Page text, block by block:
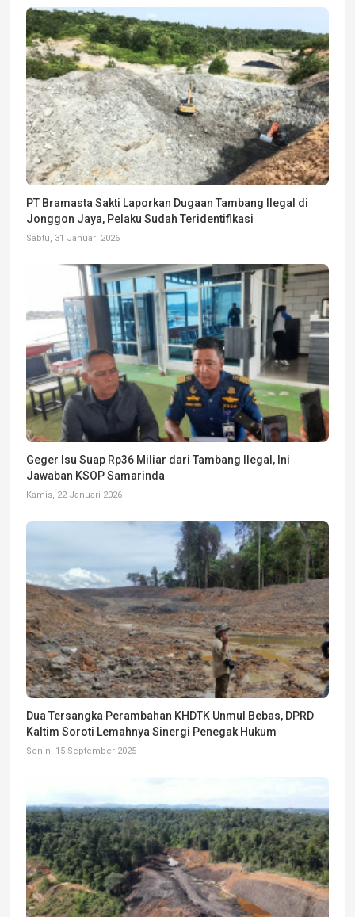
PT Bramasta Sakti Laporkan Dugaan Tambang Ilegal di
Jonggon Jaya, Pelaku Sudah Teridentifikasi
Sabtu, 31 Januari 2026
Geger Isu Suap Rp36 Miliar dari Tambang Ilegal, Ini
Jawaban KSOP Samarinda
Kamis, 22 Januari 2026
Dua Tersangka Perambahan KHDTK Unmul Bebas, DPRD
Kaltim Soroti Lemahnya Sinergi Penegak Hukum
Senin, 15 September 2025